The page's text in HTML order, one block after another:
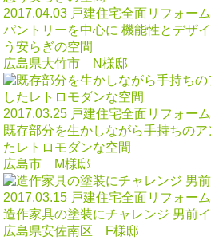
2017.04.03 戸建住宅全面リフォーム
パントリーを中心に 機能性とデザ
う安らぎの空間
広島県大竹市 N様邸
2017.03.25 戸建住宅全面リフォーム
既存部分を生かしながら手持ちの
たレトロモダンな空間
広島市 M様邸
2017.03.15 戸建住宅全面リフォーム
造作家具の塗装にチャレンジ 男前
広島県安佐南区 F様邸